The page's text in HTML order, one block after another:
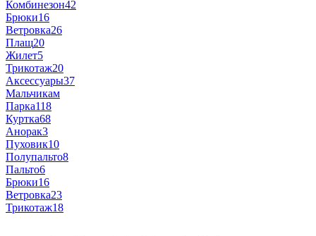
Комбинезон42
Брюки16
Ветровка26
Плащ20
Жилет5
Трикотаж20
Аксессуары37
Мальчикам
Парка118
Куртка68
Анорак3
Пуховик10
Полупальто8
Пальто6
Брюки16
Ветровка23
Трикотаж18